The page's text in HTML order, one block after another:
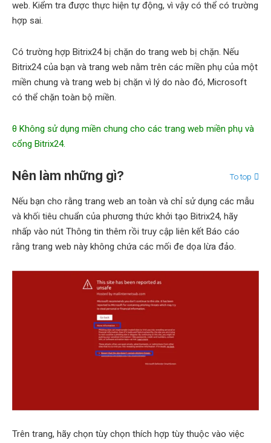
web. Kiểm tra được thực hiện tự động, vì vậy có thể có trường
hợp sai.
Có trường hợp Bitrix24 bị chặn do trang web bị chặn. Nếu
Bitrix24 của bạn và trang web nằm trên các miền phụ của một
miền chung và trang web bị chặn vì lý do nào đó, Microsoft
có thể chặn toàn bộ miền.
θ Không sử dụng miền chung cho các trang web miền phụ và
cổng Bitrix24.
Nên làm những gì? To top
Nếu bạn cho rằng trang web an toàn và chỉ sử dụng các mẫu
và khối tiêu chuẩn của phương thức khởi tạo Bitrix24, hãy
nhấp vào nút Thông tin thêm rồi truy cập liên kết Báo cáo
rằng trang web này không chứa các mối đe dọa lừa đảo.
Trên trang, hãy chọn tùy chọn thích hợp tùy thuộc vào việc